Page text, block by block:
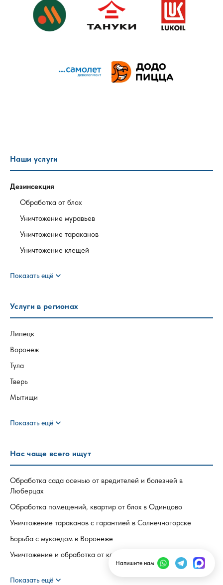
Наши услуги
Дезинсекция
Обработка от блох
Уничтожение муравьев
Уничтожение тараканов
Уничтожение клещей
Показать ещё expand_more
Услуги в регионах
Липецк
Воронеж
Тула
Тверь
Мытищи
Показать ещё expand_more
Нас чаще всего ищут
Обработка сада осенью от вредителей и болезней в
Люберцах
Обработка помещений, квартир от блох в Одинцово
Уничтожение тараканов с гарантией в Солнечногорске
Борьба с мукоедом в Воронеже
Уничтожение и обработка от клопов в квартире в Лыткарино
Показать ещё expand_more
Напишите нам